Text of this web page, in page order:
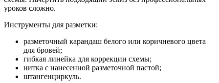
уроков сложно.
Инструменты для разметки:
разметочный карандаш белого или коричневого цвета
для бровей;
гибкая линейка для коррекции схемы;
нитка с нанесенной разметочной пастой;
штангенциркуль.